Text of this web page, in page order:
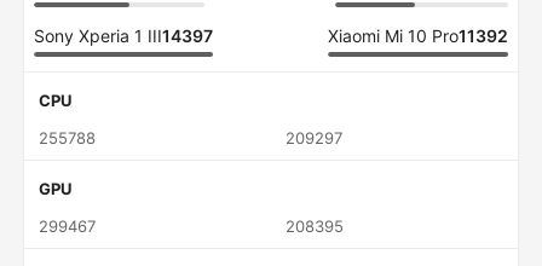
Sony Xperia 1 III14397 Xiaomi Mi 10 Pro11392
CPU
255788
209297
GPU
299467
208395